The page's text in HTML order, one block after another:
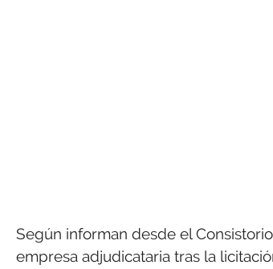
Según informan desde el
empresa adjudicataria tras la